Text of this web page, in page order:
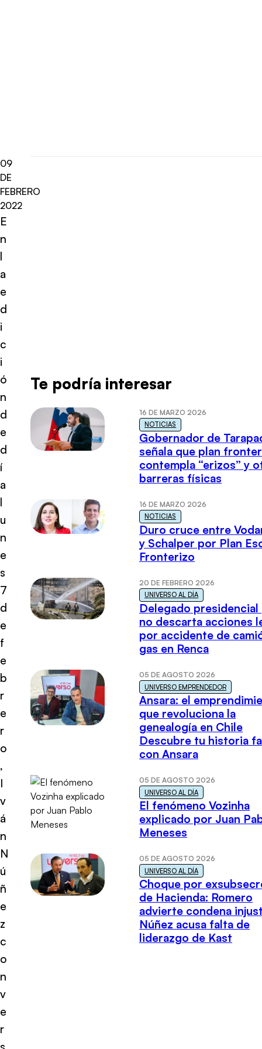
09
DE
FEBRERO
2022
E
n
l
a
e
d
i
c
i
ó
n
d
e
d
í
a
l
u
n
e
s
7
d
e
f
e
b
r
e
r
o
,
I
v
á
n
N
ú
ñ
e
z
c
o
n
v
e
r
Te podría interesar
16 DE MARZO 2026
NOTICIAS
Gobernador de
señala que plan
contempla “erizos” y
barreras físicas
16 DE MARZO 2026
NOTICIAS
Duro cruce entre
y Schalper por Plan
Fronterizo
20 DE FEBRERO 2026
UNIVERSO AL DÍA
Delegado presidencial
no descarta acciones
por accidente de
gas en Renca
05 DE AGOSTO 2026
UNIVERSO EMPRENDEDOR
Ansara: el
que revoluciona la
genealogía en Chile
Descubre tu historia
con Ansara
05 DE AGOSTO 2026
UNIVERSO AL DÍA
El fenómeno Vozinha
explicado por Juan
Meneses
05 DE AGOSTO 2026
UNIVERSO AL DÍA
Choque por
de Hacienda: Romero
advierte condena
Núñez acusa falta de
liderazgo de Kast